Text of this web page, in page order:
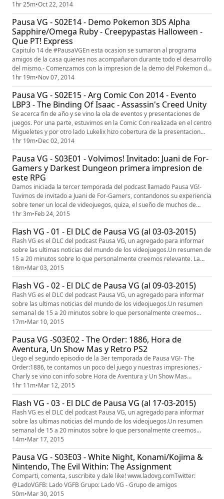
Octa) vivio una semana y pico a puro cafe para hacer las reviews de
estos 2 terribles titulos, aprovechando que estabamos en el genero
survival se armo debate sobre la resurrecion del mismo y record...
1hr 25m•Oct 22, 2014
Pausa VG - S02E14 - Demo Pokemon 3DS Alpha
Sapphire/Omega Ruby - Creepypastas Halloween -
Que PT! Express
Capitulo 14 de #PausaVGEn esta ocasion se sumaron al programa
amigos de la casa quienes nos acompañaron durante todo el desarrollo
del mismo.- Comenzamos con la impresion de la demo del Pokemon de
3DS Sapphire/Omega Ruby.- Aprovechando la cercania con Halloween,
Cristian y los invitados se pusieron a contar historias denominadas
"Creepypastas" relacionadas con el mundo de los videojuegos.- Que ...
1hr 19m•Nov 07, 2014
Pausa VG - S02E15 - Arg Comic Con 2014 - Evento
LBP3 - The Binding Of Isaac - Assassin's Creed Unity
Se acerca fin de año y se vino la ola de eventos y presentaciones de
juegos. Por una parte, estuvimos en la Comic Con realizada en el centro
Migueletes y por otro lado Lukelix hizo cobertura de la presentacion
oficial de LittleBigPlanet 3. Despues de que el mes de Noviembre deje
un poco de malestar entre los usuarios de la membresia de PlayStation
Plus, nos dedicamos a darle a este juego que ve...
1hr 19m•Dec 02, 2014
Pausa VG - S03E01 - Volvimos! Invitado: Juani de For-
Gamers y Darkest Dungeon primera impresion de
este RPG
Damos iniciada la tercer temporada del podcast llamado Pausa VG!-
Tuvimos de invitado a Juani de For-Gamers, contandonos su experiencia
sobre tener un local de videojuegos, quiza, el sueño de muchos de
nosotros.- Octavio (alias: Wei Shen) nos cuenta sobre el Early Access
del Darkest Dungeon (disponible desde el 3 de febrero en Steam), un
RPG por turnos. Juego desarrollado por Red Hook Studios.C...
1hr 3m•Feb 24, 2015
Flash VG - 01 - El DLC de Pausa VG (al 03-03-2015)
Flash VG es el DLC del podcast Pausa VG, un agregado para informar
sobre las ultimas noticias del mundo de los videojuegos.Un resumen de
15 a 20 minutos sobre lo que personalmente creemos relevante. La
18m•Mar 03, 2015
Flash VG - 02 - El DLC de Pausa VG (al 09-03-2015)
Flash VG es el DLC del podcast Pausa VG, un agregado para informar
sobre las ultimas noticias del mundo de los videojuegos.Un resumen
semanal de 15 a 20 minutos sobre lo que personalmente creemos
relevante. Hoy:- Metal Gear Solid V: The Phantom Pain- Toda la info de
la GDC y los anuncios de Steam- Vuelve Rockband- Lanzamientos de la
semana!Y mas! www.ladovg.com
17m•Mar 10, 2015
Pausa VG -S03E02 - The Order: 1886, Hora de
Aventura, Un Show Mas y Retro PS2
Llego el segundo episodio de la 3er temporada de Pausa VG!- The
Order:1886, te contamos un poco del juego y nuestras impresiones.-
Charly se vino con info sobre Hora de Aventura y Un Show Mas
(Adventure Time y Regular Show).- Octa se copo con el aniversario de la
salida de PS2 en Japon y nostrajo un par de titulos ponjas. Comparti,
comenta, suscribite y dale like! www.ladovg.comTwitter: @Lado...
1hr 11m•Mar 12, 2015
Flash VG - 03 - El DLC de Pausa VG (al 17-03-2015)
Flash VG es el DLC del podcast Pausa VG, un agregado para informar
sobre las ultimas noticias del mundo de los videojuegos.Un resumen
semanal de 15 a 20 minutos sobre lo que personalmente creemos
relevante. Hoy:- Mortal Kombat X- Bloodborne- Project Cars- Pro
Evolution Soccer 2015- Star Wars: Battlefront- Lanzamientos de la
semana!Y mas! www.ladovg.com
14m•Mar 17, 2015
Pausa VG - S03E03 - White Night, Konami/Kojima &
Nintendo, The Evil Within: The Assignment
Comparti, comenta, suscribite y dale like! www.ladovg.comTwitter:
@LadoVGFB: Lado VGFB Grupo: Lado VG - Grupo de amigos
50m•Mar 30, 2015